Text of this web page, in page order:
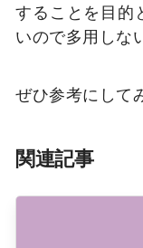
することを目的
いので多用しな
ぜひ参考にして
関連記事